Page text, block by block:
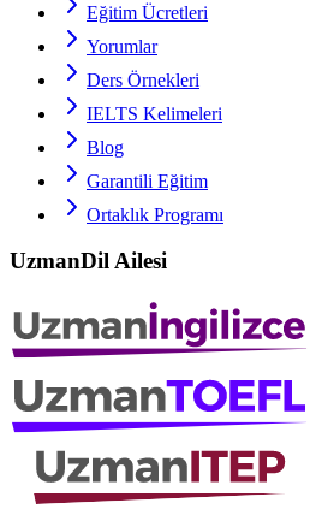
Eğitim Ücretleri
Yorumlar
Ders Örnekleri
IELTS Kelimeleri
Blog
Garantili Eğitim
Ortaklık Programı
UzmanDil Ailesi